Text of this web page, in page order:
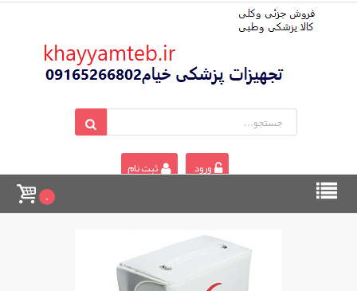
ورود ثبت نام
0